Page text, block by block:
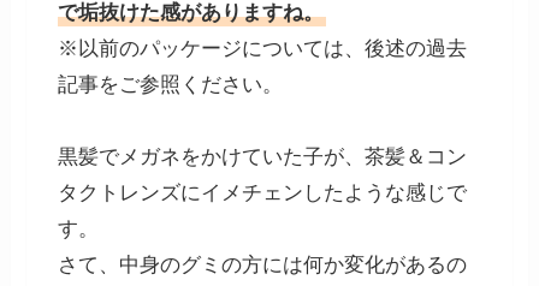
で垢抜けた感がありますね。
※以前のパッケージについては、後述の過去
記事をご参照ください。
黒髪でメガネをかけていた子が、茶髪＆コン
タクトレンズにイメチェンしたような感じで
す。
さて、中身のグミの方には何か変化があるの